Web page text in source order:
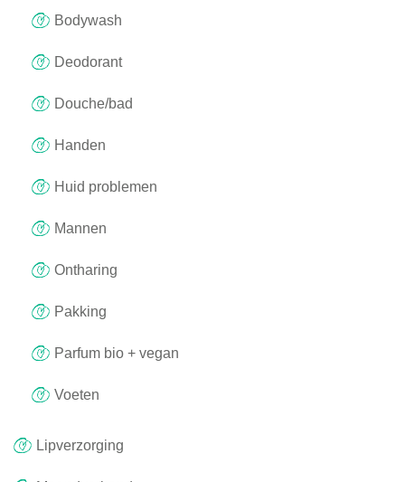
Bodywash
Deodorant
Douche/bad
Handen
Huid problemen
Mannen
Ontharing
Pakking
Parfum bio + vegan
Voeten
Lipverzorging